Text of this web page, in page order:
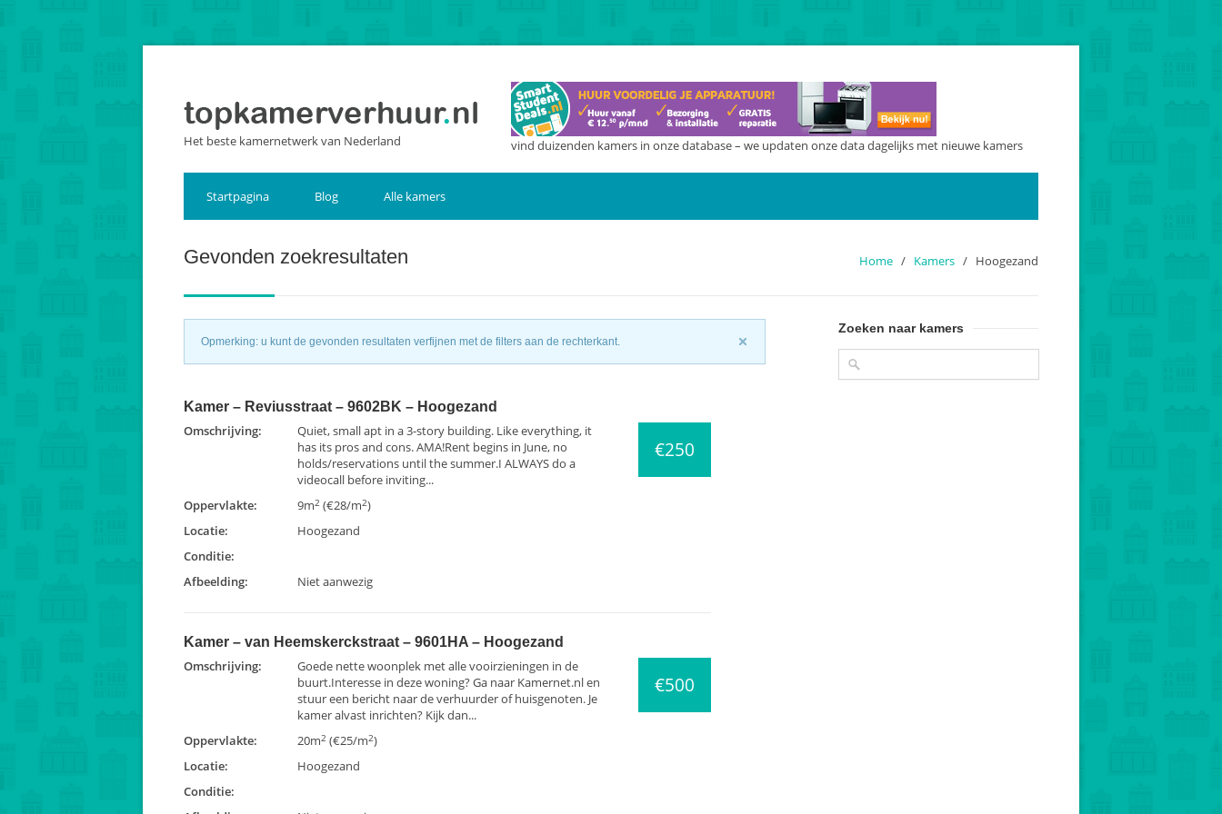
Het beste kamernetwerk van Nederland vind duizenden kamers in onze database – we updaten onze data dagelijks met nieuwe kamers
Startpagina Blog Alle kamers
Home / Kamers / Hoogezand
Gevonden zoekresultaten
Opmerking: u kunt de gevonden resultaten verfijnen met de filters aan de rechterkant.
Kamer – Reviusstraat – 9602BK – Hoogezand
Omschrijving:
Quiet, small apt in a 3-story building. Like everything, it
has its pros and cons. AMA!Rent begins in June, no
holds/reservations until the summer.I ALWAYS do a
videocall before inviting...
Oppervlakte:
9m2 (€28/m2)
Locatie:
Hoogezand
Conditie:
Afbeelding:
Niet aanwezig
€250
Kamer – van Heemskerckstraat – 9601HA – Hoogezand
Omschrijving:
Goede nette woonplek met alle vooirzieningen in de
buurt.Interesse in deze woning? Ga naar Kamernet.nl en
stuur een bericht naar de verhuurder of huisgenoten. Je
kamer alvast inrichten? Kijk dan...
Oppervlakte:
20m2 (€25/m2)
Locatie:
Hoogezand
Conditie:
€500
Zoeken naar kamers